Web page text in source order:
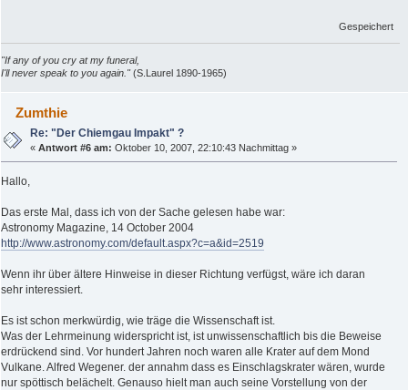
Gespeichert
"If any of you cry at my funeral,
I'll never speak to you again."(S.Laurel 1890-1965)
Zumthie
Re: "Der Chiemgau Impakt" ?
«Antwort #6 am: Oktober 10, 2007, 22:10:43 Nachmittag »
Hallo,
Das erste Mal, dass ich von der Sache gelesen habe war:
Astronomy Magazine, 14 October 2004
http://www.astronomy.com/default.aspx?c=a&id=2519
Wenn ihr über ältere Hinweise in dieser Richtung verfügst, wäre ich daran
sehr interessiert.
Es ist schon merkwürdig, wie träge die Wissenschaft ist.
Was der Lehrmeinung widerspricht ist, ist unwissenschaftlich bis die Beweise
erdrückend sind. Vor hundert Jahren noch waren alle Krater auf dem Mond
Vulkane. Alfred Wegener. der annahm dass es Einschlagskrater wären, wurde
nur spöttisch belächelt. Genauso hielt man auch seine Vorstellung von der